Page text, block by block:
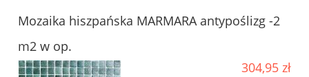
Mozaika hiszpańska MARMARA antypoślizg -2
m2 w op.
304,95 zł